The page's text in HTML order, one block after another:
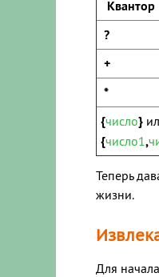
Квантор
?
+
*
{число}
{число1,
Теперь
жизни.
Для